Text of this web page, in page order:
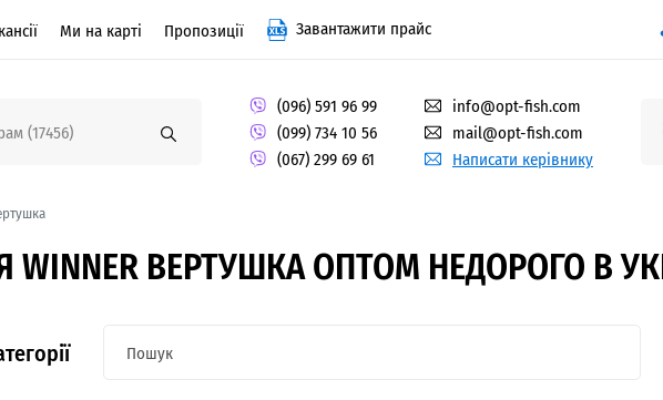
Ми на карті Пропозиції Завантажити прайс
(096) 591 96 99
(099) 734 10 56
(067) 299 69 61
info@opt-fish.com
mail@opt-fish.com
Написати керівнику
ВЕРТУШКА ОПТОМ НЕДОРОГО В